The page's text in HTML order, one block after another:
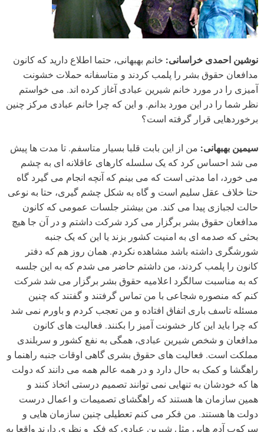
نوشین احمدی خراسانی: خانم بهبهانی، حتما اطلاع دارید که کانون
مدافعان حقوق بشر را پلمب کردند و متاسفانه حملات خشونت
آمیزی را در مورد خانم شیرین عبادی آغاز کرده اند. می خواستم
نظر شما را در این مورد بدانم. و این که چرا خانم عبادی مرکز چنین
برخوردهایی قرار گرفته است؟
سیمین بهبهانی: من از این بابت قلبا بسیار متاسفم. تا مدت ها پیش
می شد احساس کرد که یک سلسله کارهای عاقلانه ای به چشم
می خورد، اما مدتی است که می بینم که آنچه انجام می گیرد گاه
حتا خلاف عقل سلیم است و گاه به شکل چشم گیری، حتا به نوعی
حالت لجبازی پیدا می کند. من بیشتر جلسات عمومی که کانون
مدافعان حقوق بشر برگزار می کرد شرکت داشتم و در آن جا هیچ
بحثی که صدمه ای به امنیت کشور بزند یا این که یک جنبه
شورشگری داشته باشد مشاهده نکردم. همان روز هم که دفتر
کانون را پلمب کردند، من داشتم حاضر می شدم که به این جلسه
که به مناسبت سالگرد اعلامیه حقوق بشر برگزار می شد شرکت
کنم که منصوره شجاعی با من تماس گرفتند و گفتند که چنین
مسئله تاسف باری اتفاق افتاده و من تعجب کردم و باورم نمی شد
که چرا باید این کار خشونت آمیز را بکنند. فعالیت های کانون
مدافعان و شخص شیرین عبادی، همگی به نفع کشور و سربلندی
مملکت است. فعالیت های حقوق بشری گاهی اوقات جنبه راهنما و
راهگشا و کمک به حال دارد و در همه عالم همه می دانند که دولت
ها که خودشان به تنهایی نمی توانند تصمیم درستی اتخاذ کنند و
همین سازمان ها هستند که راهگشای تصمیمات و اعمال درست
دولت ها هستند. من فکر می کنم تعطیلی چنین سازمان هایی و
سرکوب آدم هایی مثل شیرین عبادی که فکر و نظری دارند واقعا به